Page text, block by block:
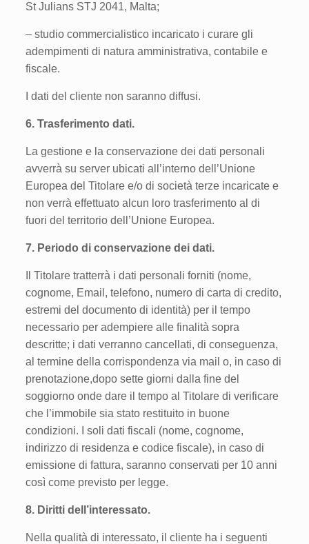
St Julians STJ 2041, Malta;
– studio commercialistico incaricato i curare gli
adempimenti di natura amministrativa, contabile e
fiscale.
I dati del cliente non saranno diffusi.
6. Trasferimento dati.
La gestione e la conservazione dei dati personali
avverrà su server ubicati all’interno dell’Unione
Europea del Titolare e/o di società terze incaricate e
non verrà effettuato alcun loro trasferimento al di
fuori del territorio dell’Unione Europea.
7. Periodo di conservazione dei dati.
Il Titolare tratterrà i dati personali forniti (nome,
cognome, Email, telefono, numero di carta di credito,
estremi del documento di identità) per il tempo
necessario per adempiere alle finalità sopra
descritte; i dati verranno cancellati, di conseguenza,
al termine della corrispondenza via mail o, in caso di
prenotazione,dopo sette giorni dalla fine del
soggiorno onde dare il tempo al Titolare di verificare
che l’immobile sia stato restituito in buone
condizioni. I soli dati fiscali (nome, cognome,
indirizzo di residenza e codice fiscale), in caso di
emissione di fattura, saranno conservati per 10 anni
così come previsto per legge.
8. Diritti dell’interessato.
Nella qualità di interessato, il cliente ha i seguenti